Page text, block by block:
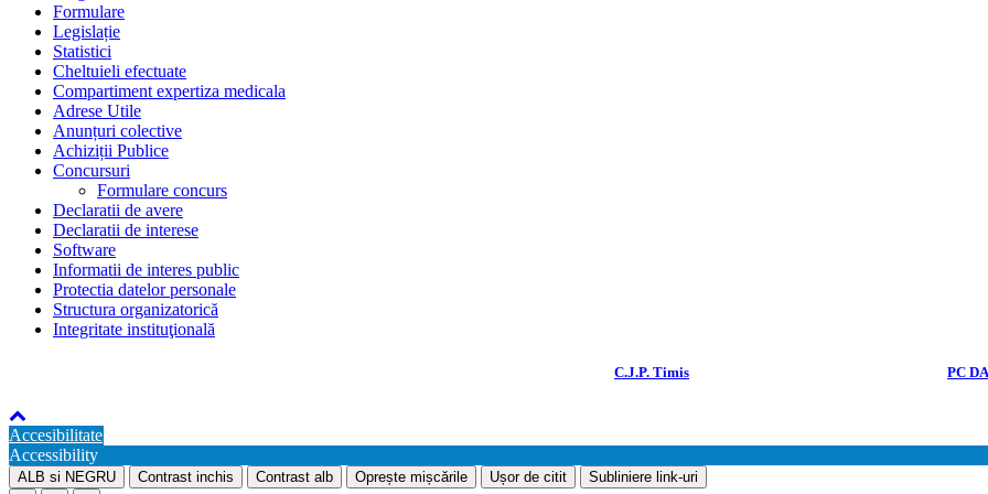
Formulare
Legislație
Statistici
Cheltuieli efectuate
Compartiment expertiza medicala
Adrese Utile
Anunțuri colective
Achiziții Publice
Concursuri
Formulare concurs
Declaratii de avere
Declaratii de interese
Software
Informatii de interes public
Protectia datelor personale
Structura organizatorică
Integritate instituţională
C.J.P. Timis PC
Accesibilitate
Accessibility
ALB si NEGRU Contrast inchis Contrast alb Oprește mișcările Ușor de citit
Subliniere link-uri